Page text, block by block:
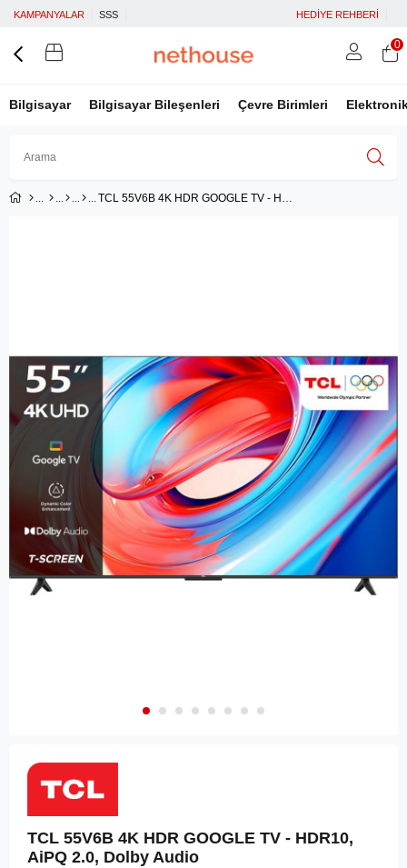
KAMPANYALAR SSS HEDİYE REHBERİ
Bilgisayar Bilgisayar Bileşenleri Çevre Birimleri
0
TCL 55V6B 4K HDR GOOGLE TV - HDR10, AiPQ 2.0, Dolby Audio
TCL 55V6B 4K HDR GOOGLE TV - HDR10,
AiPQ 2.0, Dolby Audio